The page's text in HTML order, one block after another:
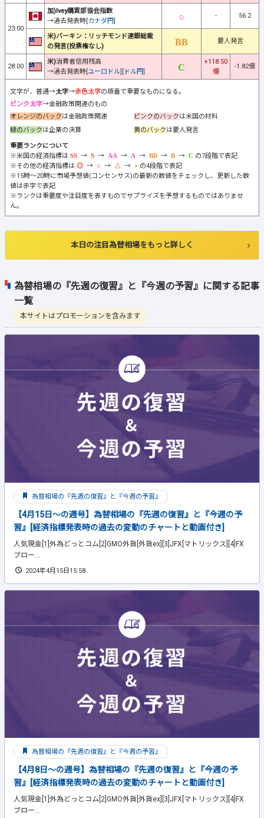
為替相場の『先週の復習』と『今週の予習』に関する記事
一覧
本サイトはプロモーションを含みます
為替相場の『先週の復習』と『今週の予習』
【4月15日～の週号】為替相場の『先週の復習』と『今週の予
習』[経済指標発表時の過去の変動のチャートと動画付き]
人気現金[1]外為どっとコム[2]GMO外貨[外貨ex][3]JFX[マトリックス][4]FX
ブロー...
2024年4月15日15:58
為替相場の『先週の復習』と『今週の予習』
【4月8日～の週号】為替相場の『先週の復習』と『今週の予
習』[経済指標発表時の過去の変動のチャートと動画付き]
人気現金[1]外為どっとコム[2]GMO外貨[外貨ex][3]JFX[マトリックス][4]FX
ブロー...
23:00
加)Ivey購買部協会指数
→過去発表時[カナダ円]
- 56.2
米)バーキン：リッチモンド連銀総裁
の発言(投票権なし)
要人発言
28:00
米)消費者信用残高
→過去発表時[ユーロドル][ ドル円]
+118.50
億
-1.82億
文字が、普通→太字→赤色太字の順番で重要なものになる。
ピンク太字→金融政策関連のもの
オレンジのバックは金融政策関連 ピンクのバックは米国の材料
緑のバックは企業の決算 黄のバックは要人発言
重要ランクについて
※米国の経済指標は
→ → → → → →
の7段階で表記
※その他の経済指標は
→ → →
の4段階で表記
※15時～20時に市場予想値(コンセンサス)の最新の数値をチェックし、更新した数
値は赤字で表記
※ランクは重要度や注目度を表すものでサプライズを予想するものではありませ
ん。
本日の注目為替相場をもっと詳しく